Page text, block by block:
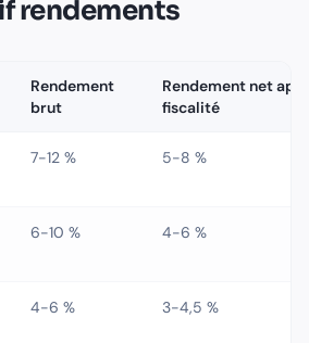
rendements
Rendement
brut
Rendement net
fiscalité
7-12 % 5-8 %
6-10 % 4-6 %
4-6 % 3-4,5 %